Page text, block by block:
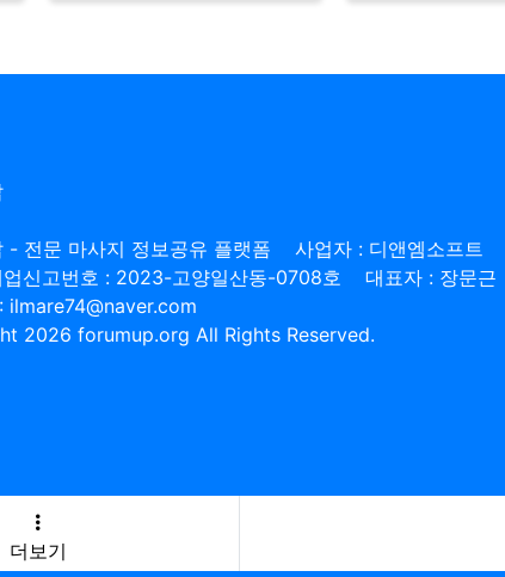
- 전문 마사지 정보공유 플랫폼
사업자 : 디앤엠소프트
업신고번호 : 2023-고양일산동-0708호
대표자 : 장문근
ilmare74@naver.com
2026 forumup.org All Rights Reserved.
더보기